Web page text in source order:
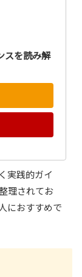
スを読み解
実践的ガイ
理されてお
におすすめで